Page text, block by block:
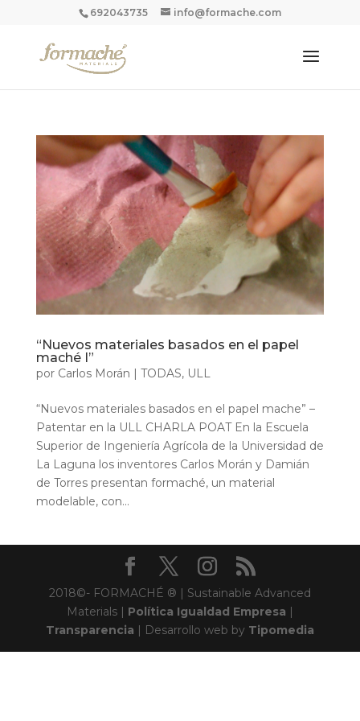
692043735 info@formache.com
“Nuevos materiales basados en el papel
maché I”
por Carlos Morán | TODAS, ULL
“Nuevos materiales basados en el papel mache” –
Patentar en la ULL CHARLA POAT En la Escuela
Superior de Ingeniería Agrícola de la Universidad de
La Laguna los inventores Carlos Morán y Damián
de Torres presentan formaché, un material
modelable, con...
2018©- FORMACHÉ ® | Sustainable Advanced
Materials | Política Igualdad Empresa |
Transparencia | Desarrollo web by Tipomedia